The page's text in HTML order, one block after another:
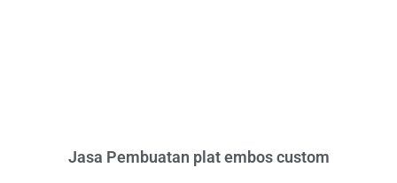
Jasa Pembuatan plat embos custom